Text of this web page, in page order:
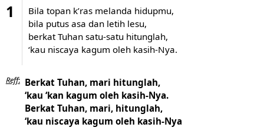
1
Bila topan k’ras melanda hidupmu,
bila putus asa dan letih lesu,
berkat Tuhan satu-satu hitunglah,
‘kau niscaya kagum oleh kasih-Nya.
Reff: Berkat Tuhan, mari hitunglah,
‘kau ‘kan kagum oleh kasih-Nya.
Berkat Tuhan, mari, hitunglah,
‘kau niscaya kagum oleh kasih-Nya